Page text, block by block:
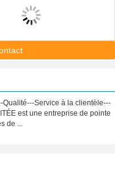
Qualité---Service à la clientèle---
est une entreprise de pointe
de ...